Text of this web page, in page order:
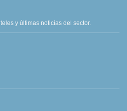
y últimas noticias del sector.